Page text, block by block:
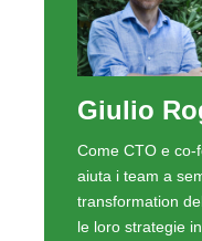
Giulio
Come CTO e co-
aiuta i team a
transformation
le loro strategie